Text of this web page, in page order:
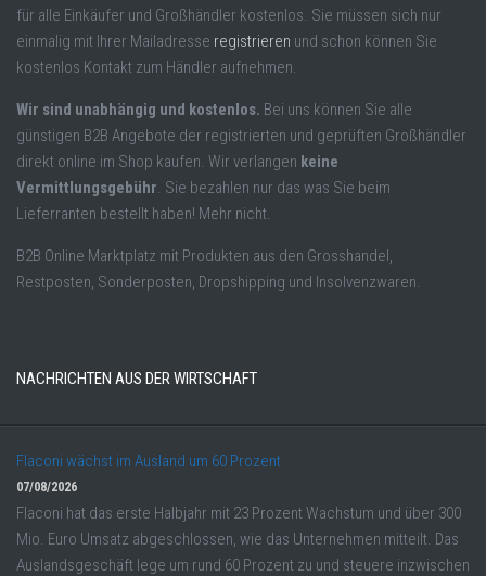
für alle Einkäufer und Großhändler kostenlos. Sie müssen sich nur
einmalig mit Ihrer Mailadresse registrieren und schon können Sie
kostenlos Kontakt zum Händler aufnehmen.
Wir sind unabhängig und kostenlos. Bei uns können Sie alle
günstigen B2B Angebote der registrierten und geprüften Großhändler
direkt online im Shop kaufen. Wir verlangen keine
Vermittlungsgebühr. Sie bezahlen nur das was Sie beim
Lieferranten bestellt haben! Mehr nicht.
B2B Online Marktplatz mit Produkten aus den Grosshandel,
Restposten, Sonderposten, Dropshipping und Insolvenzwaren.
NACHRICHTEN AUS DER WIRTSCHAFT
Flaconi wächst im Ausland um 60 Prozent
07/08/2026
Flaconi hat das erste Halbjahr mit 23 Prozent Wachstum und über 300
Mio. Euro Umsatz abgeschlossen, wie das Unternehmen mitteilt. Das
Auslandsgeschäft lege um rund 60 Prozent zu und steuere inzwischen